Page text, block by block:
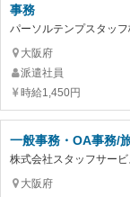
事務
パーソルテンプスタッ
大阪府
派遣社員
時給1,450円
一般事務・OA事務/
株式会社スタッフサービ
大阪府